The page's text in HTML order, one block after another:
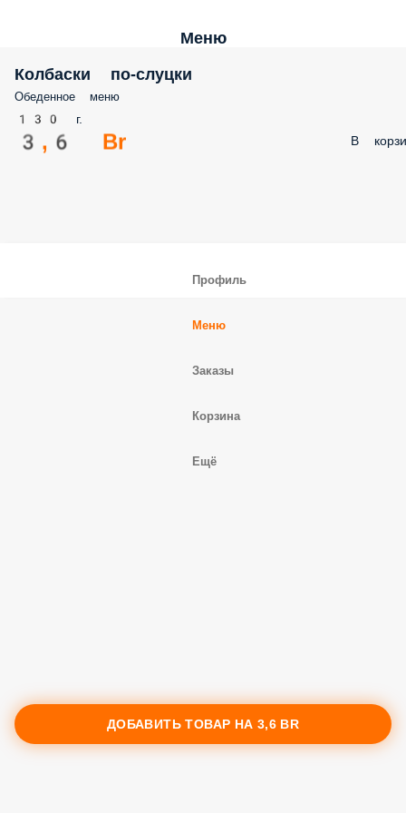
Меню
Колбаски по-слуцки
Обеденное меню
130 г.
3,6 Br В
ДОБАВИТЬ ТОВАР НА 3,6 BR
Профиль
Меню
Заказы
Корзина
Ещё